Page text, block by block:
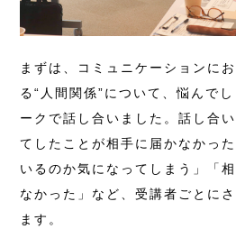
まずは、コミュニケーションに
る“人間関係”について、悩んで
ークで話し合いました。話し合
てしたことが相手に届かなかっ
いるのか気になってしまう」「
なかった」など、受講者ごとに
ます。